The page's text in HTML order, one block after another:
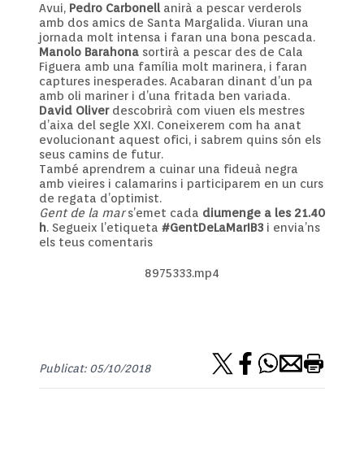
Avui, Pedro Carbonellanirà a pescar verderols
amb dos amics de Santa Margalida. Viuran una
jornada molt intensa i faran una bona pescada.
Manolo Barahona sortirà a pescar des de Cala
Figuera amb una família molt marinera, i faran
captures inesperades. Acabaran dinant d’un pa
amb oli mariner i d’una fritada ben variada.
David Oliverdescobrirà com viuen els mestres
d’aixa del segle XXI. Coneixerem com ha anat
evolucionant aquest ofici, i sabrem quins són els
seus camins de futur.
També aprendrem a cuinar una fideuà negra
amb vieires i calamarins i participarem en un curs
de regata d’optimist.
Gent de la mars’emet cada diumenge a les 21.40
h. Segueix l’etiqueta #GentDeLaMarIB3 i envia’ns
els teus comentaris
8975333.mp4
Publicat: 05/10/2018